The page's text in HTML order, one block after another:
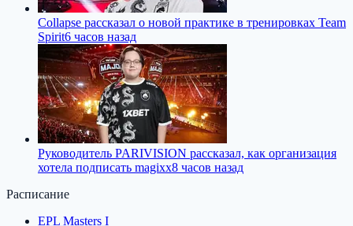
Collapse рассказал о новой практике в тренировках Team
Spirit6 часов назад
Руководитель PARIVISION рассказал, как организация
хотела подписать magixx8 часов назад
Расписание
EPL Masters I